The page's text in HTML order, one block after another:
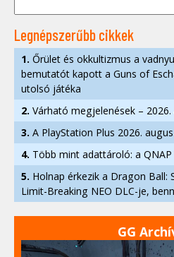
Legnépszerűbb cikkek
1. Őrület és okkultizmus a
bemutatót kapott a Guns of
utolsó játéka
2. Várható megjelenések –
3. A PlayStation Plus 2026.
4. Több mint adattároló: a QNAP
5. Holnap érkezik a Dragon Ball:
Limit-Breaking NEO DLC-je,
GG